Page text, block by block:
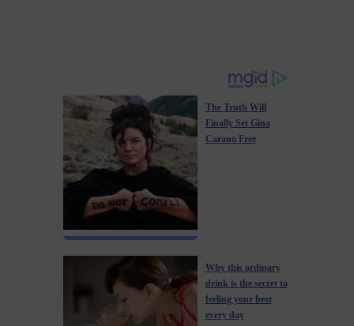
The Truth Will
Finally Set Gina
Carano Free
Why this ordinary
drink is the secret to
feeling your best
every day